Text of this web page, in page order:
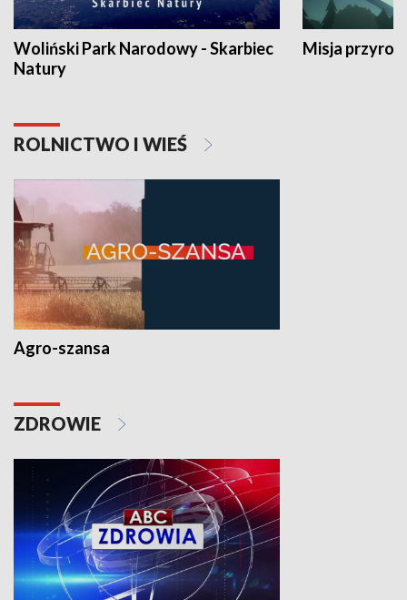
Woliński Park Narodowy - Skarbiec
Natury
Misja
ROLNICTWO I WIEŚ
Agro-szansa
ZDROWIE